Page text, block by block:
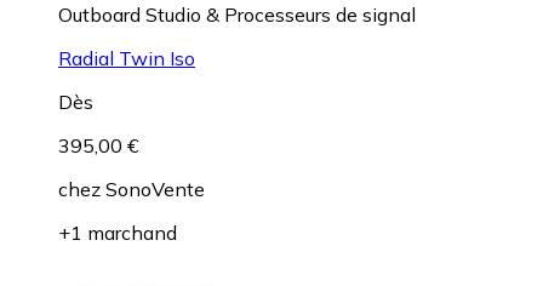
Outboard Studio & Processeurs de signal
Radial Twin Iso
Dès
395,00 €
chez SonoVente
+1 marchand